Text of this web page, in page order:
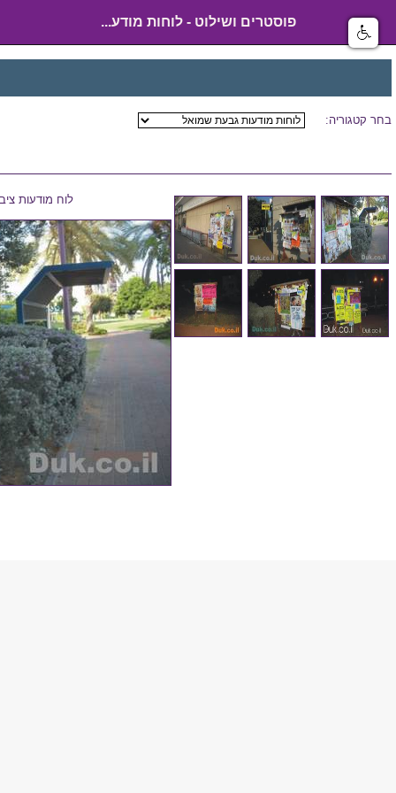
פוסטרים ושילוט - לוחות מודע...
בחר קטגוריה:
לוח מודעות